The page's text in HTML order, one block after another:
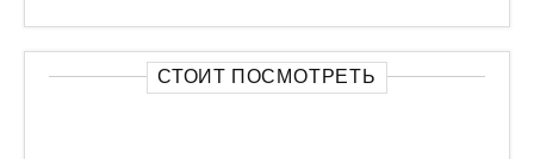
СТОИТ ПОСМОТРЕТЬ